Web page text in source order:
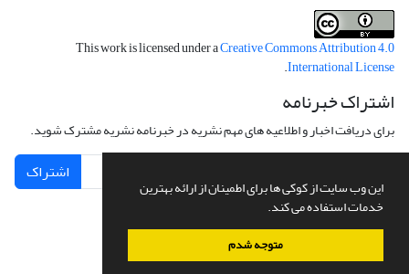
این وب سایت از کوکی ها برای اطمینان از ارائه بهترین
خدمات استفاده می کند.
متوجه شدم
This work is licensed under aCreative Commons Attribution 4.0
International License
.
اشتراک خبرنامه
برای دریافت اخبار و اطلاعیه های مهم نشریه در خبرنامه نشریه مشترک شوید.
اشتراک
سامانه مدیریت نشریات علمی.طراحی و پیاده سازی ازسیناوب